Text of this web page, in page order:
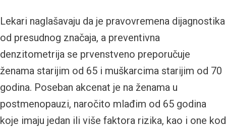
Lekari naglašavaju da je pravovremena dijagnostika
od presudnog značaja, a preventivna
denzitometrija se prvenstveno preporučuje
ženama starijim od 65 i muškarcima starijim od 70
godina. Poseban akcenat je na ženama u
postmenopauzi, naročito mlađim od 65 godina
koje imaju jedan ili više faktora rizika, kao i one kod